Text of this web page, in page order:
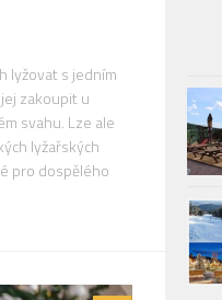
lyžovat s jedním
zakoupit u
svahu. Lze ale
lyžařských
pro dospělého